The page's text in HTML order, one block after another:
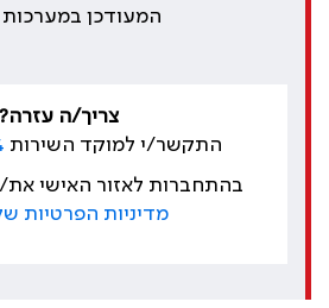
המעודכן
צריך/ה עזרה?
התקשר/י למוקד השירות
בהתחברות לאזור האישי
מדיניות הפרטיות